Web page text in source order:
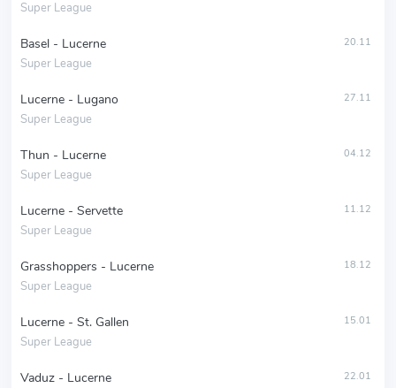
Super League
Basel - Lucerne
Super League
20.11
Lucerne - Lugano
Super League
27.11
Thun - Lucerne
Super League
04.12
Lucerne - Servette
Super League
11.12
Grasshoppers - Lucerne
Super League
18.12
Lucerne - St. Gallen
Super League
15.01
Vaduz - Lucerne 22.01